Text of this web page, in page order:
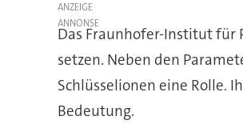
ANZEIGE
Das Fraunhofer-Institut für
setzen. Neben den
Schlüsselionen eine Rolle.
Bedeutung.